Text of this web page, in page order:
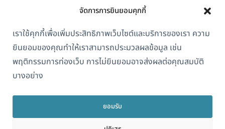
จัดการการยินยอมคุกกี้
เราใช้คุกกี้เพื่อเพิ่มประสิทธิภาพเว็บไซต์และบริการของเรา ความ
ยินยอมของคุณทำให้เราสามารถประมวลผลข้อมูล เช่น
พฤติกรรมการท่องเว็บ การไม่ยินยอมอาจส่งผลต่อคุณสมบัติ
บางอย่าง
ยอมรับ